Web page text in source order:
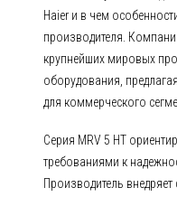
Haier и в чем
производителя.
крупнейших мировых
оборудования,
для коммерческого
Серия MRV 5 HT
требованиями к
Производитель